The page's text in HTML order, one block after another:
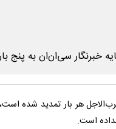
هر بار تمدید شده
است.